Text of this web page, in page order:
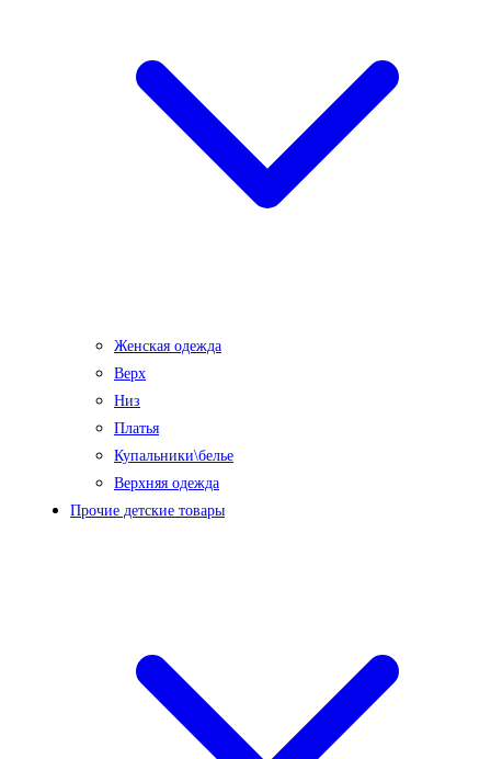
Женская одежда
Верх
Низ
Платья
Купальники\белье
Верхняя одежда
Прочие детские товары